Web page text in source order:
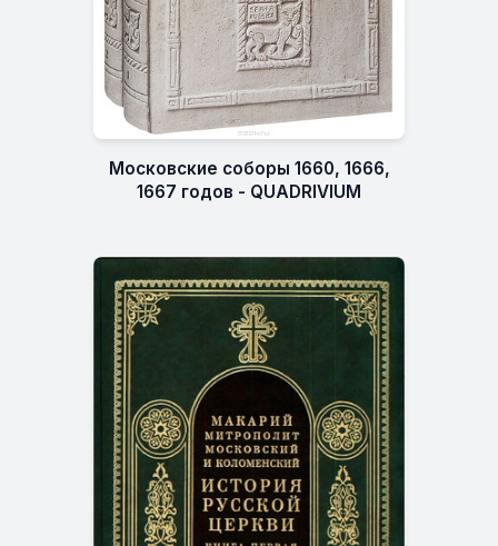
Московские соборы 1660, 1666,
1667 годов - QUADRIVIUM